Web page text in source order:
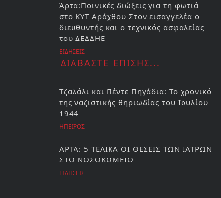
Άρτα:Ποινικές διώξεις για τη φωτιά
στο ΚΥΤ Αράχθου Στον εισαγγελέα ο
διευθυντής και ο τεχνικός ασφαλείας
του ΔΕΔΔΗΕ
ΕΙΔΗΣΕΙΣ
ΔΙΑΒΑΣΤΕ ΕΠΙΣΗΣ...
Τζαλάλι και Πέντε Πηγάδια: Το χρονικό
της ναζιστικής θηριωδίας του Ιουλίου
1944
ΗΠΕΙΡΟΣ
ΑΡΤΑ: 5 ΤΕΛΙΚΑ ΟΙ ΘΕΣΕΙΣ ΤΩΝ ΙΑΤΡΩΝ
ΣΤΟ ΝΟΣΟΚΟΜΕΙΟ
ΕΙΔΗΣΕΙΣ